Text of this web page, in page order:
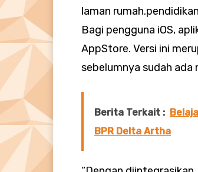
laman
Bagi pengguna iOS,
AppStore. Versi ini
sebelumnya sudah ada
Berita Terkait :
BPR Delta Artha